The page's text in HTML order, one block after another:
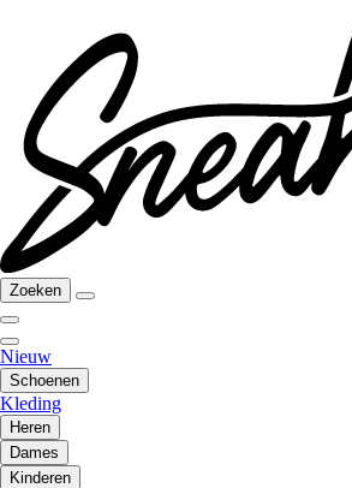
Zoeken
Nieuw
Schoenen
Kleding
Heren
Dames
Kinderen